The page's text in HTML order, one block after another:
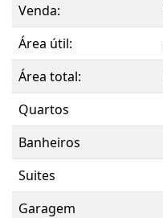
Venda:
Área útil:
Área total:
Quartos
Banheiros
Suites
Garagem